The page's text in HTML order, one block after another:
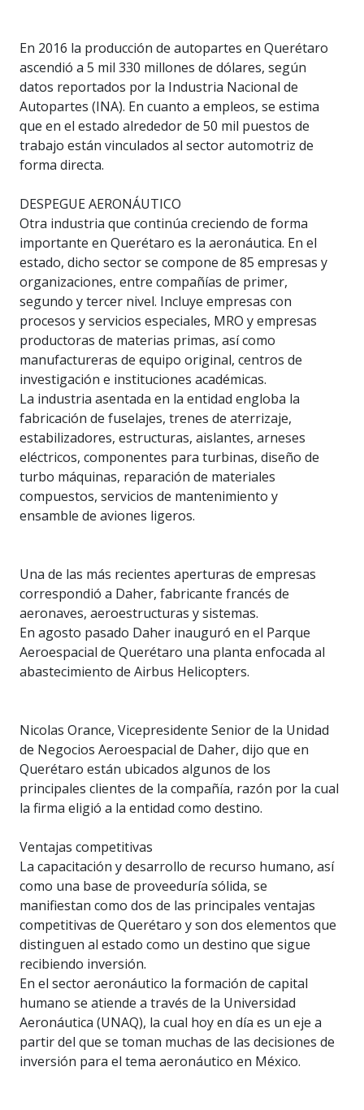
En 2016 la producción de autopartes en Querétaro
ascendió a 5 mil 330 millones de dólares, según
datos reportados por la Industria Nacional de
Autopartes (INA). En cuanto a empleos, se estima
que en el estado alrededor de 50 mil puestos de
trabajo están vinculados al sector automotriz de
forma directa.
DESPEGUE AERONÁUTICO
Otra industria que continúa creciendo de forma
importante en Querétaro es la aeronáutica. En el
estado, dicho sector se compone de 85 empresas y
organizaciones, entre compañías de primer,
segundo y tercer nivel. Incluye empresas con
procesos y servicios especiales, MRO y empresas
productoras de materias primas, así como
manufactureras de equipo original, centros de
investigación e instituciones académicas.
La industria asentada en la entidad engloba la
fabricación de fuselajes, trenes de aterrizaje,
estabilizadores, estructuras, aislantes, arneses
eléctricos, componentes para turbinas, diseño de
turbo máquinas, reparación de materiales
compuestos, servicios de mantenimiento y
ensamble de aviones ligeros.
Una de las más recientes aperturas de empresas
correspondió a Daher, fabricante francés de
aeronaves, aeroestructuras y sistemas.
En agosto pasado Daher inauguró en el Parque
Aeroespacial de Querétaro una planta enfocada al
abastecimiento de Airbus Helicopters.
Nicolas Orance, Vicepresidente Senior de la Unidad
de Negocios Aeroespacial de Daher, dijo que en
Querétaro están ubicados algunos de los
principales clientes de la compañía, razón por la cual
la firma eligió a la entidad como destino.
Ventajas competitivas
La capacitación y desarrollo de recurso humano, así
como una base de proveeduría sólida, se
manifiestan como dos de las principales ventajas
competitivas de Querétaro y son dos elementos que
distinguen al estado como un destino que sigue
recibiendo inversión.
En el sector aeronáutico la formación de capital
humano se atiende a través de la Universidad
Aeronáutica (UNAQ), la cual hoy en día es un eje a
partir del que se toman muchas de las decisiones de
inversión para el tema aeronáutico en México.